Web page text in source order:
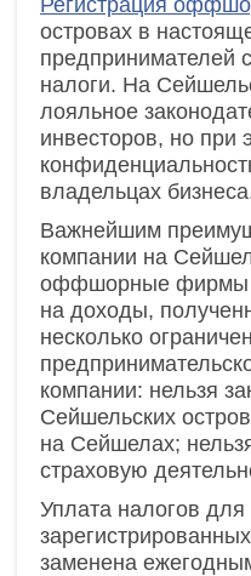
Регистрация
островах в
предпринимателей
налоги. На
лояльное
инвесторов, но при
владельцах
Важнейшим
компании на
оффшорные фирмы
на доходы,
несколько
компании: нельзя
Сейшельских
на Сейшелах;
страховую
Уплата налогов
заменена